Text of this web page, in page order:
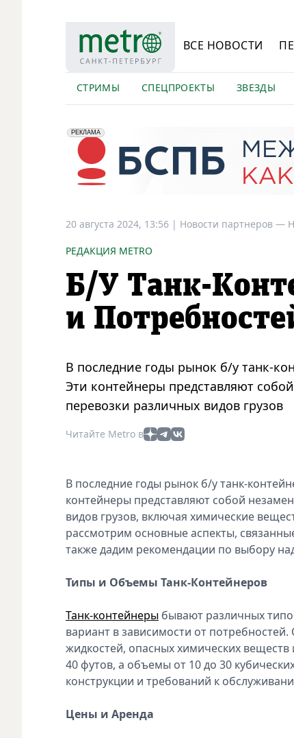
ВСЕ НОВОСТИ
СТРИМЫ СПЕЦПРОЕКТЫ ЗВЕЗДЫ
erid: 2VfnxyFybV5
РЕКЛАМА
ПАО "Банк "Санкт-Петербург", ИНН: 7831000027
20 августа 2024, 13:56 | Новости партнеров —
РЕДАКЦИЯ METRO
Б/У Танк-
и
В последние годы рынок б/у танк-
Эти контейнеры представляют
перевозки различных видов грузов
Читайте Metro в
В последние годы рынок б/у танк-
контейнеры представляют собой
видов грузов, включая химические
рассмотрим основные аспекты,
также дадим рекомендации по выбору
Типы и Объемы Танк-Контейнеров
Танк-контейнеры бывают различных
вариант в зависимости от
жидкостей, опасных химических
40 футов, а объемы от 10 до 30
конструкции и требований к
Цены и Аренда